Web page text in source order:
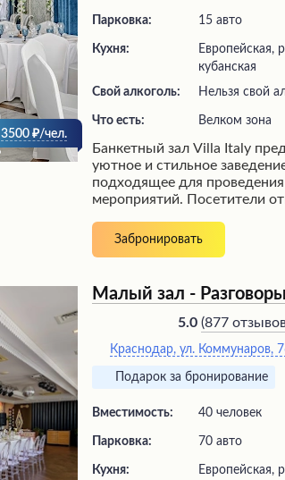
3500 /чел.
Парковка: 15 авто
Кухня:
Европейская,
кубанская
Свой алкоголь:
Нельзя свой
Что есть: велком зона
Банкетный зал Villa Italy
уютное и стильное
подходящее для
мероприятий. Посетители
отзывчивый персонал
атмосферу комфорта и
предлагающая
вкус. Кроме того, гости
дополнительными услугами,
бассейн, сауна и спа-зона,
расслабления и отдыха.
месторасположение в
города также является
Забронировать
Малый зал - Разговоры
5.0 (877
Краснодар, ул. Коммунаров,
Подарок за бронирование
Вместимость: 40 человек
Парковка: 70 авто
Кухня:
Европейская,